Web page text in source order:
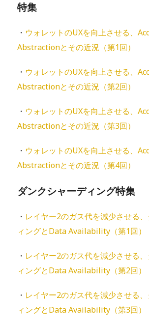
特集
・ ウォレットのUXを向上させる、
Abstractionとその近況（第1回）
・ ウォレットのUXを向上させる、
Abstractionとその近況（第2回）
・ ウォレットのUXを向上させる、
Abstractionとその近況（第3回）
・ ウォレットのUXを向上させる、
Abstractionとその近況（第4回）
ダンクシャーディング特集
・ レイヤー2のガス代を減少させる
ィングとData Availability（第1回）
・ レイヤー2のガス代を減少させる
ィングとData Availability（第2回）
・ レイヤー2のガス代を減少させる
ィングとData Availability（第3回）